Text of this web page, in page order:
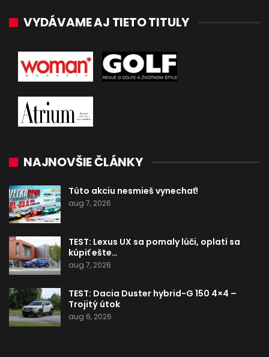
VYDÁVAME AJ TIETO TITULY
NAJNOVŠIE ČLÁNKY
Túto akciu nesmieš vynechať!
aug 7, 2026
TEST: Lexus UX sa pomaly lúči, oplatí sa
kúpiť ešte…
aug 7, 2026
TEST: Dacia Duster hybrid-G 150 4×4 –
Trojitý útok
aug 6, 2026